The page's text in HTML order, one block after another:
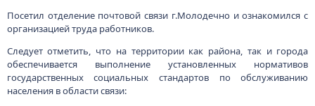
Посетил отделение почтовой связи г.Молодечно и ознакомился с
организацией труда работников.
Следует отметить, что на территории как района, так и города
обеспечивается выполнение установленных нормативов
государственных социальных стандартов по обслуживанию
населения в области связи: